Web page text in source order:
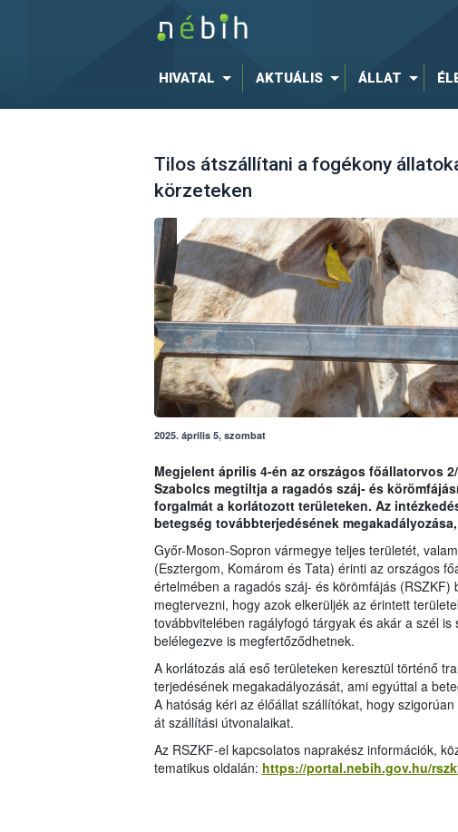
HIVATAL AKTUÁLIS ÁLLAT
Tilos átszállítani a fogékony
körzeteken
2025. április 5, szombat
Megjelent április 4-én az országos főállatorvos
Szabolcs megtiltja a ragadós száj- és
forgalmát a korlátozott területeken. Az
betegség továbbterjedésének
Győr-Moson-Sopron vármegye teljes területét,
(Esztergom, Komárom és Tata) érinti az országos
értelmében a ragadós száj- és körömfájás
megtervezni, hogy azok elkerüljék az érintett
továbbvitelében ragályfogó tárgyak és akár a szél
belélegezve is megfertőződhetnek.
A korlátozás alá eső területeken keresztül történő
terjedésének megakadályozását, ami egyúttal a
A hatóság kéri az élőállat szállítókat, hogy
át szállítási útvonalaikat.
Az RSZKF-el kapcsolatos naprakész információk,
tematikus oldalán: https://portal.nebih.gov.hu/